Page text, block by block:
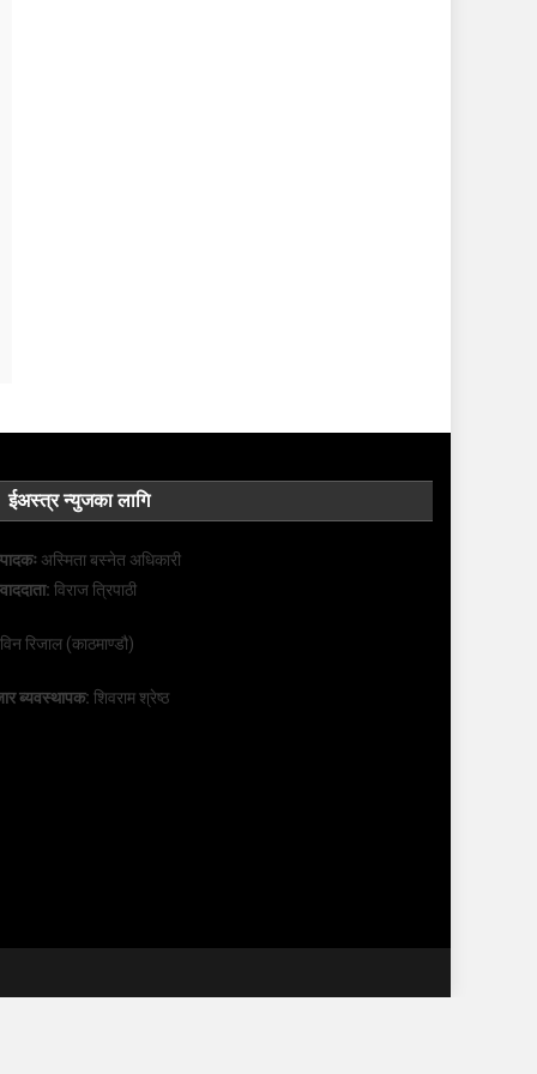
ईअस्त्र न्युजका लागि
अस्मिता बस्नेत अधिकारी
विराज त्रिपाठी
रिजाल (काठमाण्डौ)
ब्यवस्थापक: शिवराम श्रेष्ठ